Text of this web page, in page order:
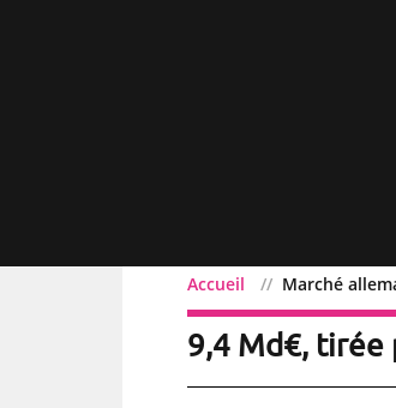
Accueil Marché
Marché
9,4 Md€, tirée